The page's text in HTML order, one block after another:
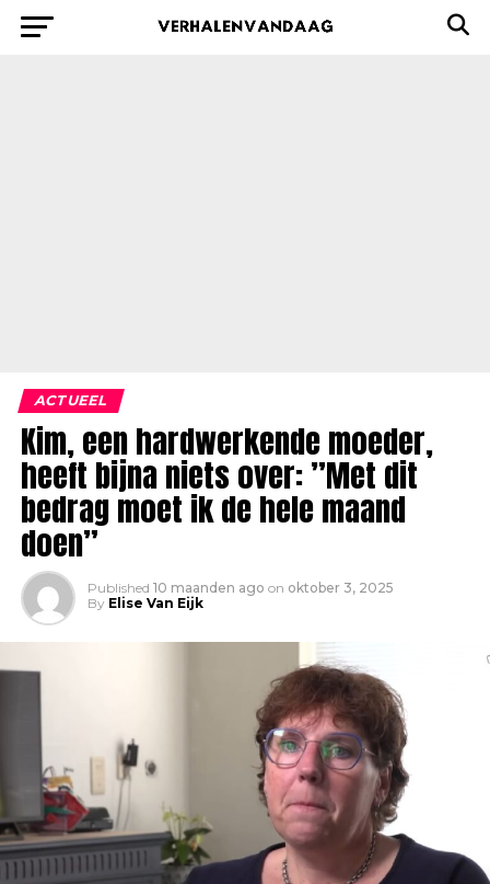
ACTUEEL
Kim, een hardwerkende moeder,
heeft bijna niets over: ”Met dit
bedrag moet ik de hele maand
doen”
Published 10 maanden ago on oktober 3, 2025
By Elise Van Eijk